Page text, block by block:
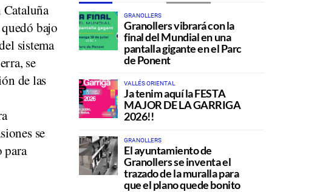
Cataluña
bajo
sistema
se
de las
se
para
GRANOLLERS
Granollers vibrará con la
final del Mundial en una
pantalla gigante en el Parc
de Ponent
VALLÉS ORIENTAL
Ja tenim aquí la FESTA
MAJOR DE LA GARRIGA
2026!!
GRANOLLERS
El ayuntamiento de
Granollers se inventa el
trazado de la muralla para
que el plano quede bonito